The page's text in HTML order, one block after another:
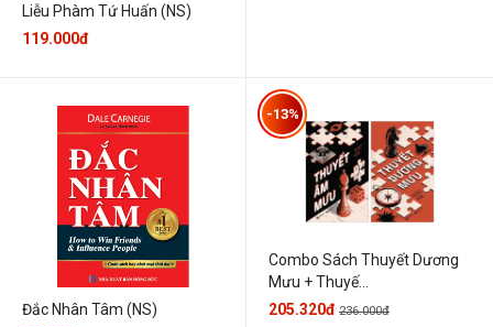
Liễu Phàm Tứ Huấn (NS)
119.000đ
Đắc Nhân Tâm (NS)
Combo Sách Thuyết Dương
Mưu + Thuyế...
-13%
205.320đ 236.000đ